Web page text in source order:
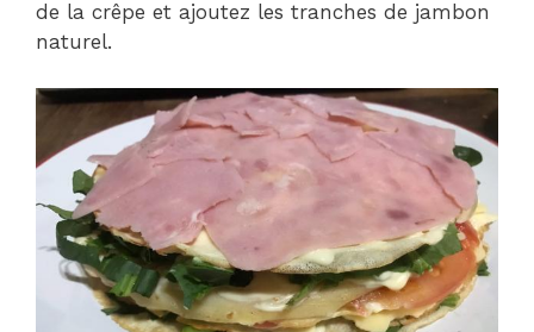
de la crêpe et ajoutez les tranches de jambon
naturel.